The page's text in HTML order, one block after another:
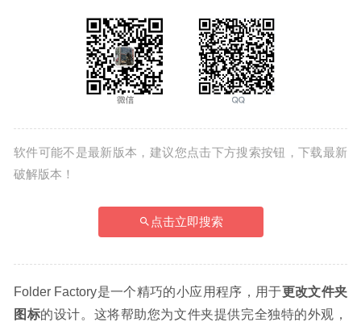
软件可能不是最新版本，建议您点击下方搜索按钮，下载最新
破解版本！
点击立即搜索
Folder Factory是一个精巧的小应用程序，用于更改文件夹
图标的设计。这将帮助您为文件夹提供完全独特的外观，